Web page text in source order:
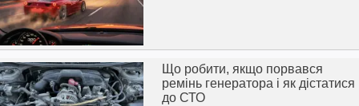
Що робити, якщо порвався
ремінь генератора і як дістатися
до СТО